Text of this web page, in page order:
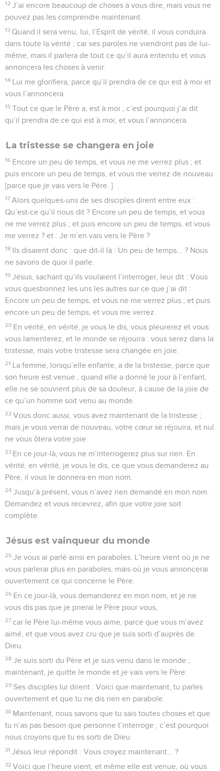
12 J’ai encore beaucoup de choses à vous dire, mais vous ne
pouvez pas les comprendre maintenant.
13 Quand il sera venu, lui, l’Esprit de vérité, il vous conduira
dans toute la vérité ; car ses paroles ne viendront pas de lui-
même, mais il parlera de tout ce qu’il aura entendu et vous
annoncera les choses à venir.
14 Lui me glorifiera, parce qu’il prendra de ce qui est à moi et
vous l’annoncera.
15 Tout ce que le Père a, est à moi ; c’est pourquoi j’ai dit
qu’il prendra de ce qui est à moi, et vous l’annoncera.
La tristesse se changera en joie
16 Encore un peu de temps, et vous ne me verrez plus ; et
puis encore un peu de temps, et vous me verrez de nouveau
[parce que je vais vers le Père. ]
17 Alors quelques-uns de ses disciples dirent entre eux :
Qu’est-ce qu’il nous dit ? Encore un peu de temps, et vous
ne me verrez plus ; et puis encore un peu de temps, et vous
me verrez ? et : Je m’en vais vers le Père ?
18 Ils disaient donc : que dit-il là : Un peu de temps... ? Nous
ne savons de quoi il parle.
19 Jésus, sachant qu’ils voulaient l’interroger, leur dit : Vous
vous questionnez les uns les autres sur ce que j’ai dit :
Encore un peu de temps, et vous ne me verrez plus ; et puis
encore un peu de temps, et vous me verrez.
20 En vérité, en vérité, je vous le dis, vous pleurerez et vous
vous lamenterez, et le monde se réjouira : vous serez dans la
tristesse, mais votre tristesse sera changée en joie.
21 La femme, lorsqu’elle enfante, a de la tristesse, parce que
son heure est venue ; quand elle a donné le jour à l’enfant,
elle ne se souvient plus de sa douleur, à cause de la joie de
ce qu’un homme soit venu au monde.
22 Vous donc aussi, vous avez maintenant de la tristesse ;
mais je vous verrai de nouveau, votre cœur se réjouira, et nul
ne vous ôtera votre joie.
23 En ce jour-là, vous ne m’interrogerez plus sur rien. En
vérité, en vérité, je vous le dis, ce que vous demanderez au
Père, il vous le donnera en mon nom.
24 Jusqu’à présent, vous n’avez rien demandé en mon nom.
Demandez et vous recevrez, afin que votre joie soit
complète.
Jésus est vainqueur du monde
25 Je vous ai parlé ainsi en paraboles. L’heure vient où je ne
vous parlerai plus en paraboles, mais où je vous annoncerai
ouvertement ce qui concerne le Père.
26 En ce jour-là, vous demanderez en mon nom, et je ne
vous dis pas que je prierai le Père pour vous,
27 car le Père lui-même vous aime, parce que vous m’avez
aimé, et que vous avez cru que je suis sorti d’auprès de
Dieu.
28 Je suis sorti du Père et je suis venu dans le monde ;
maintenant, je quitte le monde et je vais vers le Père.
29 Ses disciples lui dirent : Voici que maintenant, tu parles
ouvertement et que tu ne dis rien en parabole.
30 Maintenant, nous savons que tu sais toutes choses et que
tu n’as pas besoin que personne t’interroge ; c’est pourquoi
nous croyons que tu es sorti de Dieu.
31 Jésus leur répondit : Vous croyez maintenant... ?
32 Voici que l’heure vient, et même elle est venue, où vous